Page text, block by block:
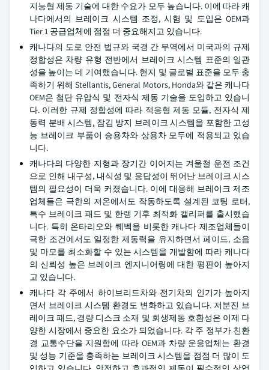
지능형 제동 기술에 대한 수요가 모두 높습니다. 이에 따라 캐
나다에서의 브레이크 시스템 조정, 시험 및 도입은 OEM과
Tier 1 공급업체에 점점 더 중요해지고 있습니다.
캐나다의 도로 안전 법규와 국경 간 무역에서 미국과의 규제
정합성은 차량 유형 전반에서 브레이크 시스템 표준의 일관
성을 높이는 데 기여했습니다. 현지 및 글로벌 표준을 모두 충
족하기 위해 Stellantis, General Motors, Honda와 같은 캐나다
OEM은 첨단 유압식 및 전자식 제동 기술을 도입하고 있습니
다. 이러한 규제 정합성에 따라 적응형 제동 모듈, 전자식 제
동력 분배 시스템, 잠김 방지 브레이크 시스템을 포함한 고성
능 브레이크 부품이 승용차와 상용차 모두에 적용되고 있습
니다.
캐나다의 다양한 지형과 장기간 이어지는 겨울철 운전 조건
으로 인해 내구성, 내식성 및 응답성이 뛰어난 브레이크 시스
템의 필요성이 더욱 커졌습니다. 이에 대응해 브레이크 제조
업체들은 극한의 저온에서도 작동하도록 설계된 코팅 로터,
특수 브레이크 패드 및 한랭 기후 최적화 캘리퍼를 출시했습
니다. 특히 온타리오와 퀘벡을 비롯한 캐나다 제조업체들이
극한 조건에서도 일정한 제동력을 유지하면서 페이드, 소음
및 마모를 최소화할 수 있는 시스템을 개발함에 따라 캐나다
의 신뢰성 높은 브레이크 엔지니어링에 대한 평판이 높아지
고 있습니다.
캐나다 각 주에서 하이브리드차와 전기차의 인기가 높아지
면서 브레이크 시스템 환경도 변화하고 있습니다. 저분진 브
레이크 패드, 경량 디스크 소재 및 회생제동 호환성은 이제 다
양한 시장에서 중요한 요소가 되었습니다. 각 주 정부가 친환
경 교통수단을 지원함에 따라 OEM과 차량 운용업체는 환경
및 성능 기준을 충족하는 브레이크 시스템을 점점 더 많이 도